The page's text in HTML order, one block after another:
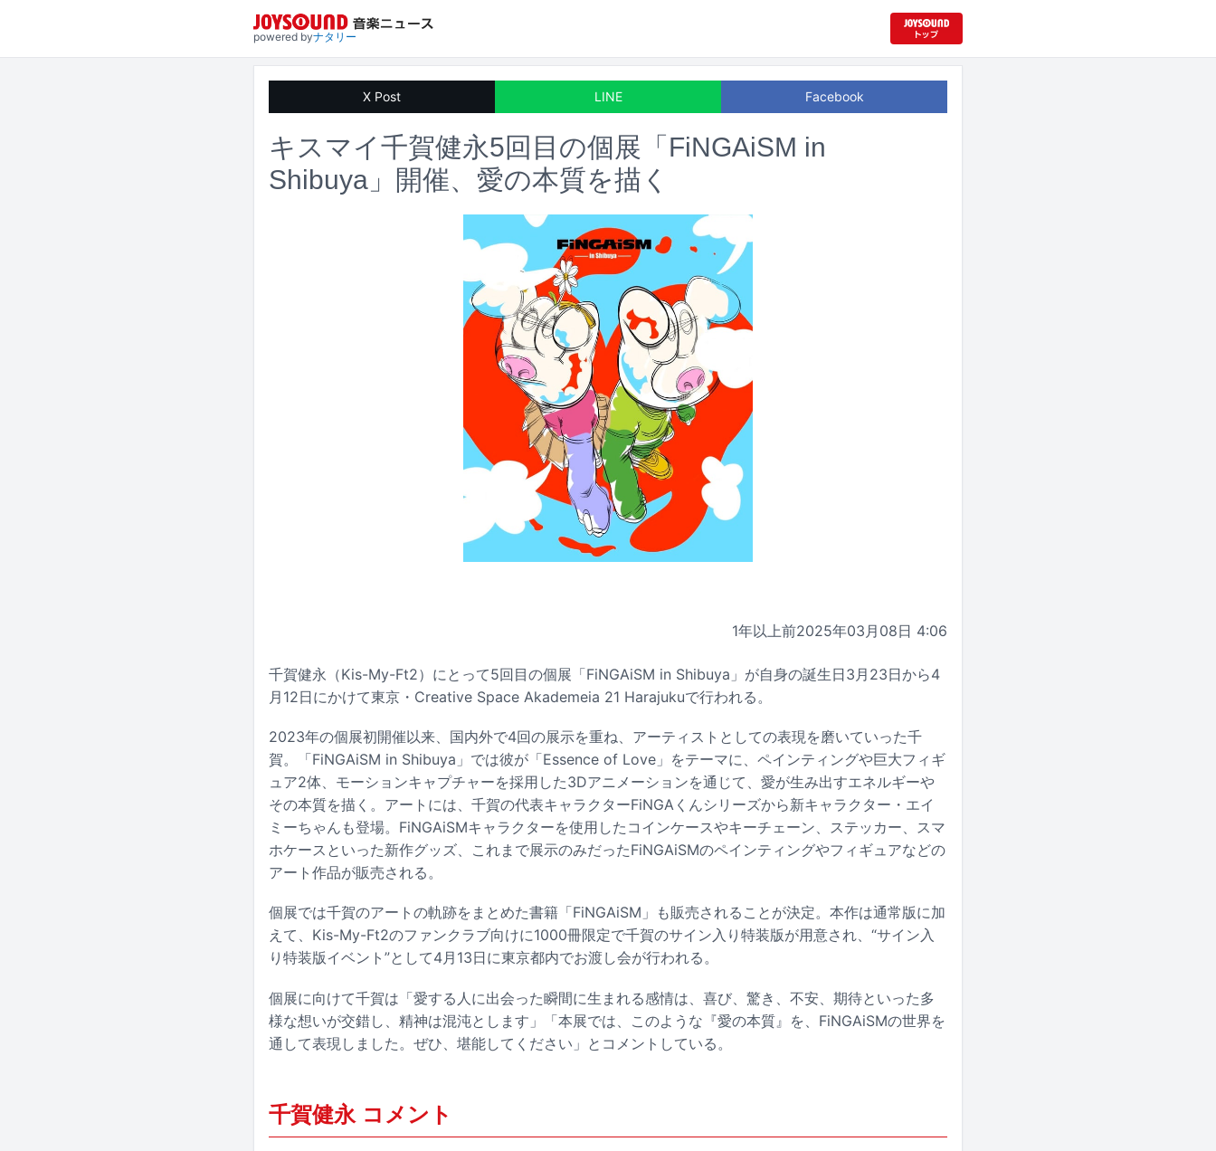
powered byナタリー
X Post LINE Facebook
キスマイ千賀健永5回目の個展「FiNGAiSM in
Shibuya」開催、愛の本質を描く
1年以上前2025年03月08日 4:06
千賀健永（Kis-My-Ft2）にとって5回目の個展「FiNGAiSM in Shibuya」が自身の誕生日3月23日から4
月12日にかけて東京・Creative Space Akademeia 21 Harajukuで行われる。
2023年の個展初開催以来、国内外で4回の展示を重ね、アーティストとしての表現を磨いていった千
賀。「FiNGAiSM in Shibuya」では彼が「Essence of Love」をテーマに、ペインティングや巨大フィギ
ュア2体、モーションキャプチャーを採用した3Dアニメーションを通じて、愛が生み出すエネルギーや
その本質を描く。アートには、千賀の代表キャラクターFiNGAくんシリーズから新キャラクター・エイ
ミーちゃんも登場。FiNGAiSMキャラクターを使用したコインケースやキーチェーン、ステッカー、スマ
ホケースといった新作グッズ、これまで展示のみだったFiNGAiSMのペインティングやフィギュアなどの
アート作品が販売される。
個展では千賀のアートの軌跡をまとめた書籍「FiNGAiSM」も販売されることが決定。本作は通常版に加
えて、Kis-My-Ft2のファンクラブ向けに1000冊限定で千賀のサイン入り特装版が用意され、“サイン入
り特装版イベント”として4月13日に東京都内でお渡し会が行われる。
個展に向けて千賀は「愛する人に出会った瞬間に生まれる感情は、喜び、驚き、不安、期待といった多
様な想いが交錯し、精神は混沌とします」「本展では、このような『愛の本質』を、FiNGAiSMの世界を
通して表現しました。ぜひ、堪能してください」とコメントしている。
千賀健永 コメント